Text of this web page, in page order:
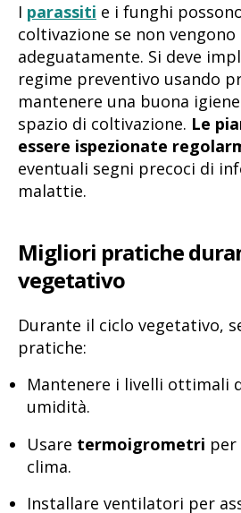
I parassiti e i funghi
coltivazione se non
adeguatamente. Si deve
regime preventivo usando
mantenere una buona
spazio di coltivazione. Le
essere ispezionate
eventuali segni precoci di
malattie.
Migliori pratiche
vegetativo
Durante il ciclo vegetativo,
pratiche:
Mantenere i livelli ottimali
umidità.
Usare termoigrometri
clima.
Installare ventilatori per